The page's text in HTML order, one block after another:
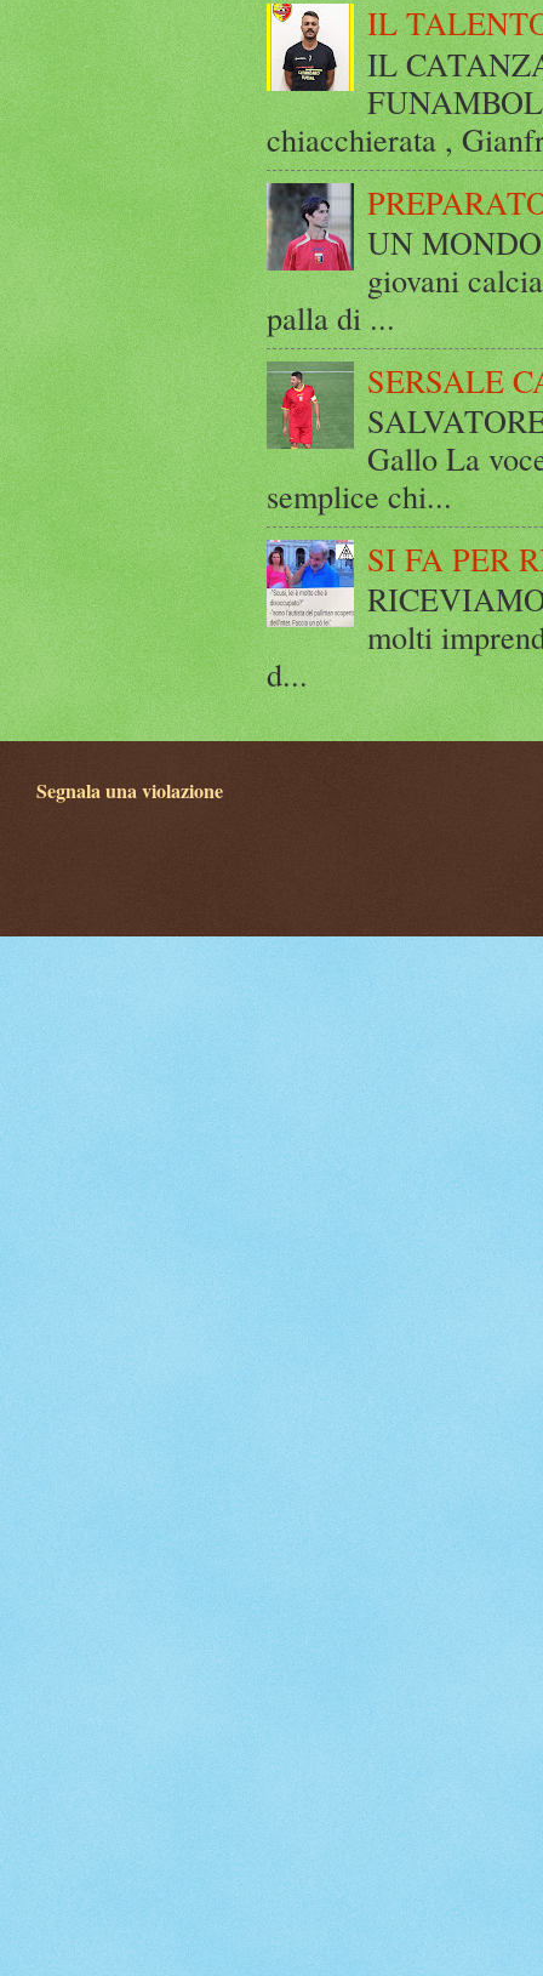
IL
IL
chiacchierata ,
UN
giovani
palla di ...
SERSALE
Gallo La
semplice chi...
SI FA PER
molti
d...
Segnala una violazione